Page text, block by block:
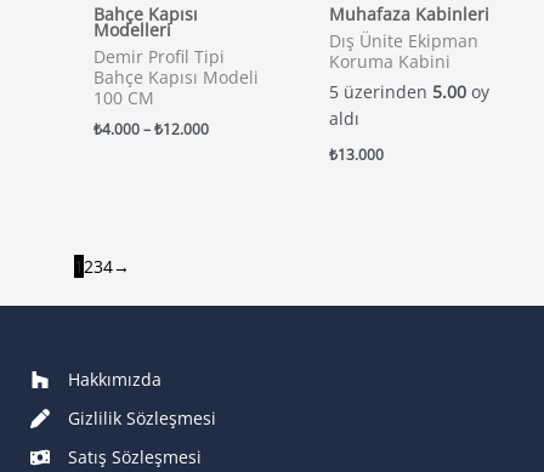
Bahçe Kapısı
Modelleri
Demir Profil Tipi
Bahçe Kapısı Modeli
100 CM
₺4.000 –₺12.000Fiyat
Muhafaza Kabinleri
Dış Ünite Ekipman
Koruma Kabini
5 üzerinden 5.00oy
aldı
₺13.000
1234→
Hakkımızda
Gizlilik Sözleşmesi
Satış Sözleşmesi